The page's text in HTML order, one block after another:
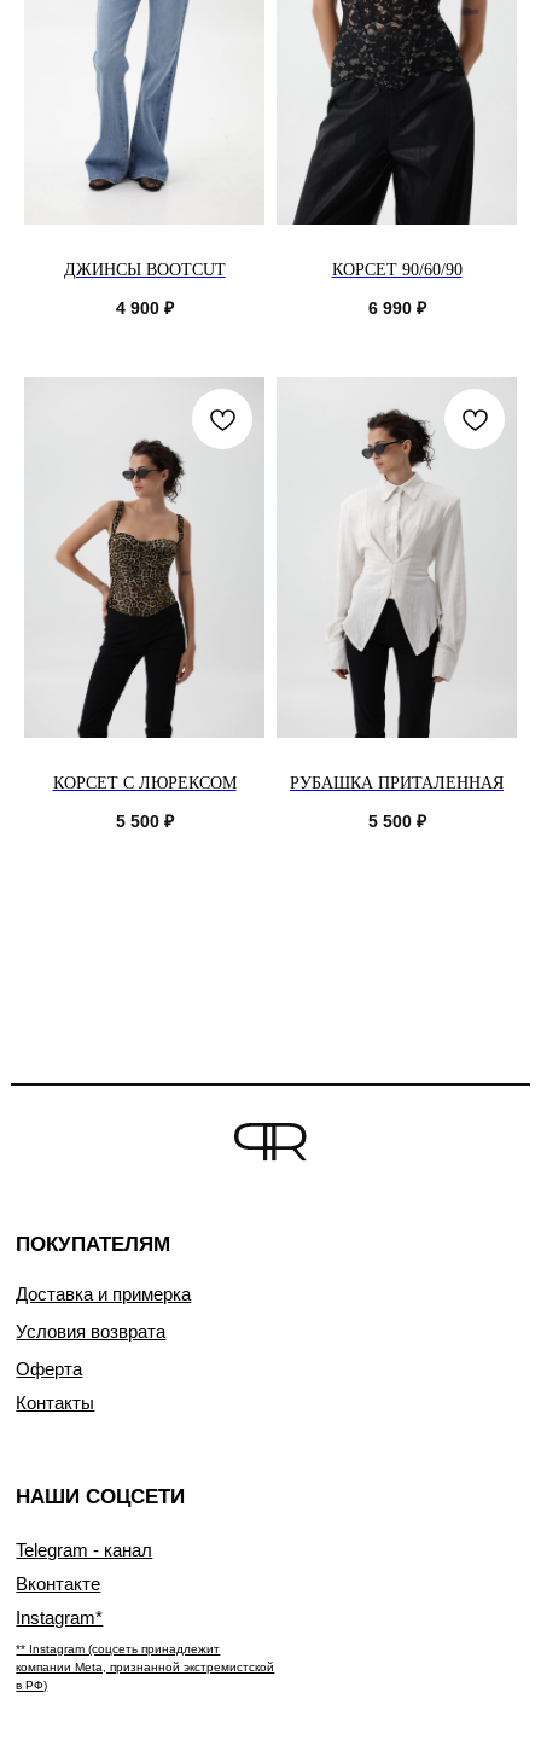
ДЖИНСЫ BOOTCUT
4 900 ₽
КОРСЕТ 90/60/90
6 990 ₽
КОРСЕТ С ЛЮРЕКСОМ
5 500 ₽
РУБАШКА ПРИТАЛЕННАЯ
5 500 ₽
ПОКУПАТЕЛЯМ
НАШИ СОЦСЕТИ
Telegram - канал
Вконтакте
Instagram*
** Instagram (соцсеть принадлежит
компании Meta, признанной экстремистской
в РФ)
Доставка и примерка
Условия возврата
Оферта
Контакты